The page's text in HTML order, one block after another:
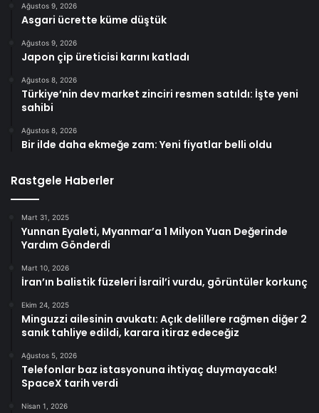
Ağustos 9, 2026
Asgari ücrette küme düştük
Ağustos 9, 2026
Japon çip üreticisi karını katladı
Ağustos 8, 2026
Türkiye’nin dev market zinciri resmen satıldı: İşte yeni
sahibi
Ağustos 8, 2026
Bir ilde daha ekmeğe zam: Yeni fiyatlar belli oldu
Rastgele Haberler
Mart 31, 2025
Yunnan Eyaleti, Myanmar’a 1 Milyon Yuan Değerinde
Yardım Gönderdi
Mart 10, 2026
İran’ın balistik füzeleri İsrail’i vurdu, görüntüler korkunç
Ekim 24, 2025
Minguzzi ailesinin avukatı: Açık delillere rağmen diğer 2
sanık tahliye edildi, karara itiraz edeceğiz
Ağustos 5, 2026
Telefonlar baz istasyonuna ihtiyaç duymayacak!
SpaceX tarih verdi
Nisan 1, 2026